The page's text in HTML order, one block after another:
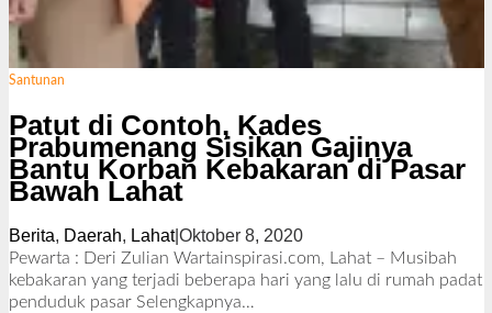
Santunan
Patut di Contoh, Kades
Prabumenang Sisikan Gajinya
Bantu Korban Kebakaran di Pasar
Bawah Lahat
Berita, Daerah, Lahat|Oktober 8, 2020o
l
e
Pewarta : Deri Zulian Wartainspirasi.com, Lahat – Musibah
kebakaran yang terjadi beberapa hari yang lalu di rumah padat
penduduk pasar Selengkapnya…